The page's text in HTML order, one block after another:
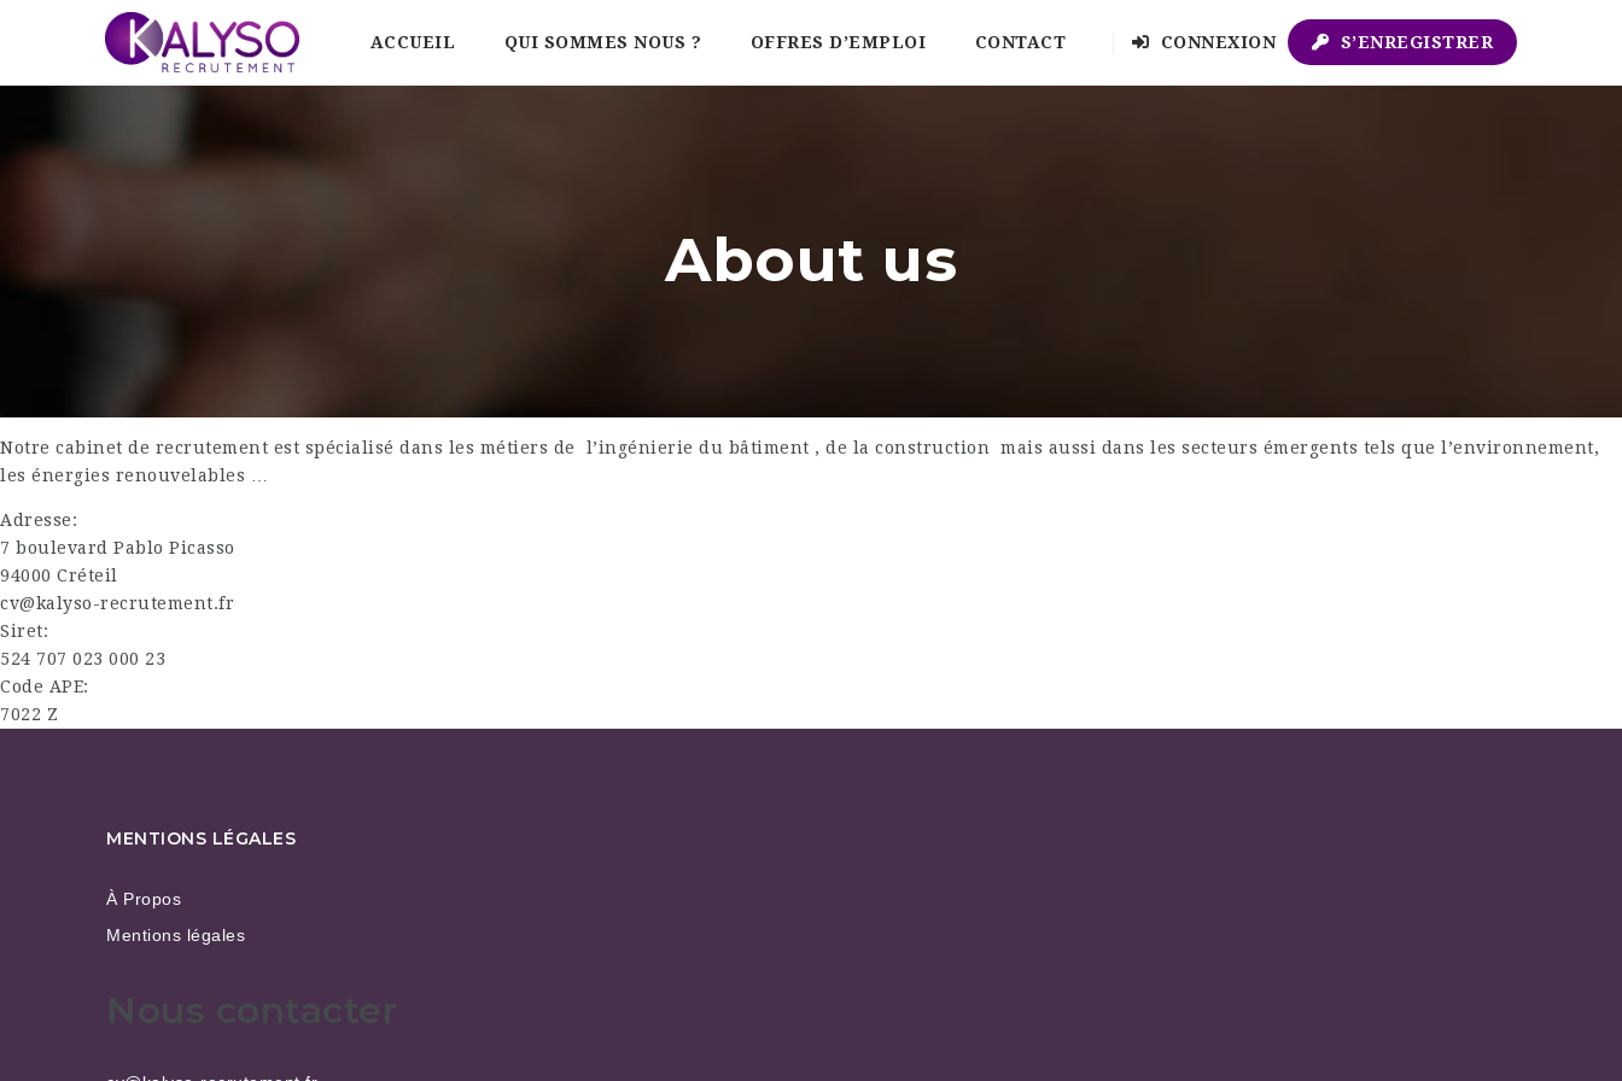
ACCUEIL QUI SOMMES NOUS ? OFFRES D’EMPLOI CONTACT CONNEXION S’ENREGISTRER
About us
Notre cabinet de recrutement est spécialisé dans les métiers de l’ingénierie du bâtiment , de la construction mais aussi dans les secteurs émergents tels que l’environnement,
les énergies renouvelables …
Adresse:
7 boulevard Pablo Picasso
94000 Créteil
cv@kalyso-recrutement.fr
Siret:
524 707 023 000 23
Code APE:
7022 Z
MENTIONS LÉGALES
À Propos
Mentions légales
Nous contacter